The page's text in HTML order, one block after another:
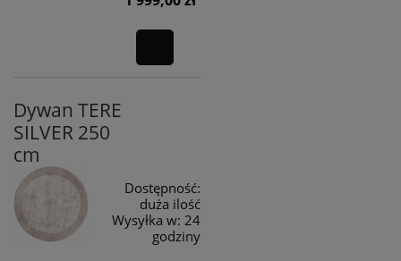
Dywan TERE
SILVER 250
cm
Dostępność:
duża ilość
Wysyłka w: 24
godziny